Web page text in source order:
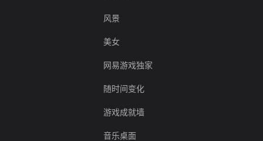
风景
美女
网易游戏独家
随时间变化
游戏成就墙
音乐桌面